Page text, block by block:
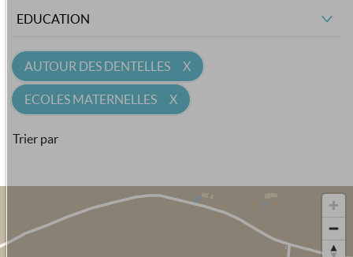
EDUCATION
AUTOUR DES DENTELLES
ECOLES MATERNELLES
Trier par